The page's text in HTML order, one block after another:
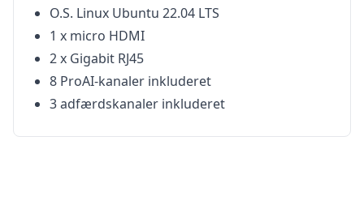
O.S. Linux Ubuntu 22.04 LTS
1 x micro HDMI
2 x Gigabit RJ45
8 ProAI-kanaler inkluderet
3 adfærdskanaler inkluderet